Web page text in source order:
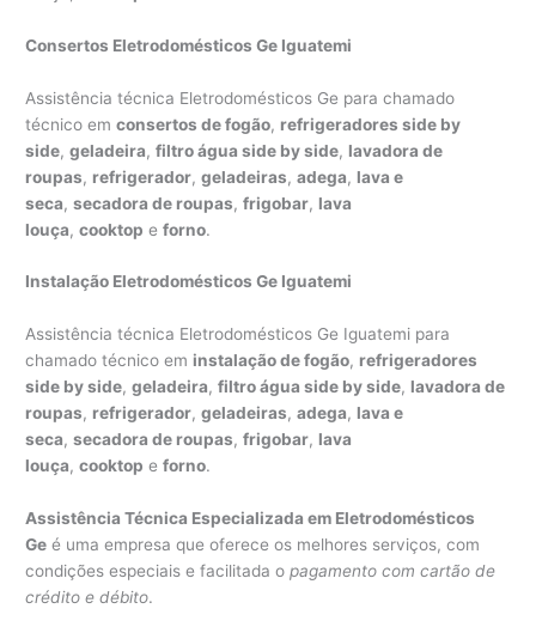
Consertos Eletrodomésticos Ge Iguatemi
Assistência técnica Eletrodomésticos Ge para chamado
técnico emconsertos de fogão, refrigeradores side by
side,geladeira,filtro água side by side, lavadora de
roupas, refrigerador,geladeiras,adega, lava e
seca,secadora de roupas,frigobar, lava
louça,cooktop eforno.
Instalação Eletrodomésticos Ge Iguatemi
Assistência técnica Eletrodomésticos Ge Iguatemi para
chamado técnico em instalação de fogão, refrigeradores
side by side,geladeira,filtro água side by side, lavadora de
roupas, refrigerador,geladeiras,adega, lava e
seca,secadora de roupas,frigobar, lava
louça,cooktop eforno.
Assistência Técnica Especializada em Eletrodomésticos
Ge é uma empresa que oferece os melhores serviços, com
condições especiais e facilitada opagamento com cartão de
crédito e débito.